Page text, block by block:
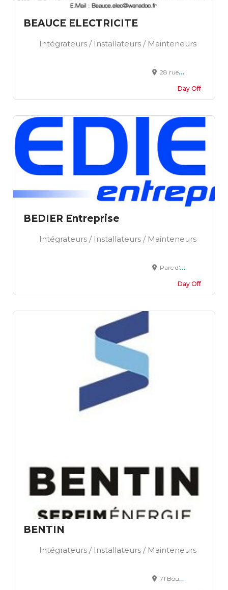
BEAUCE ELECTRICITE
Intégrateurs / Installateurs / Mainteneurs
28 rue de Charette 28140 Terminiers
Day Off
BEDIER Entreprise
Intégrateurs / Installateurs / Mainteneurs
Parc d'Activités du Vert Galant 8 rue Paul Appel 95310 ST OUEN L'AUMONE
Day Off
BENTIN
Intégrateurs / Installateurs / Mainteneurs
71 Boulevard de Strasbourg, Aulnay-sous-Bois, France